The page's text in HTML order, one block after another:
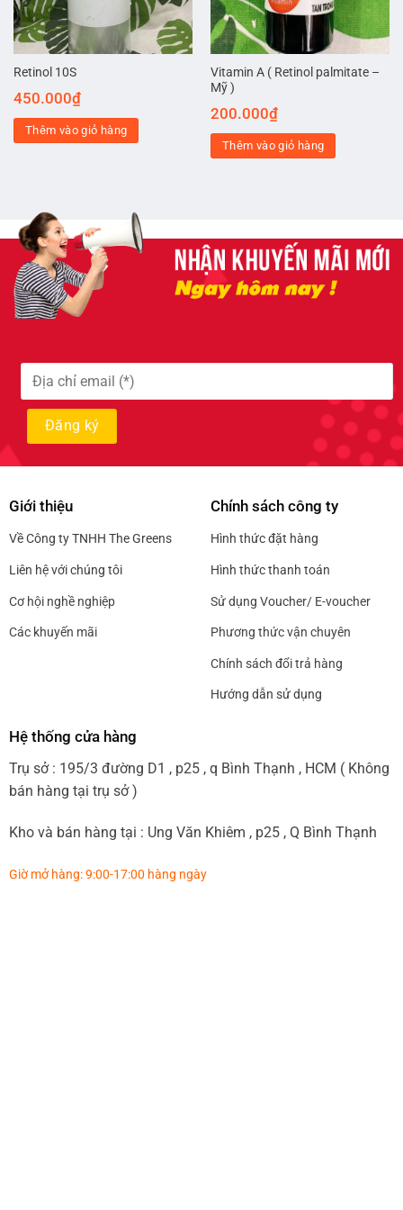
Retinol 10S
450.000₫
Thêm vào giỏ hàng
Vitamin A ( Retinol palmitate –
Mỹ )
200.000₫
Thêm vào giỏ hàng
Giới thiệu
Về Công ty TNHH The Greens
Liên hệ với chúng tôi
Cơ hội nghề nghiệp
Các khuyến mãi
Chính sách công ty
Hình thức đặt hàng
Hình thức thanh toán
Sử dụng Voucher/ E-voucher
Phương thức vận chuyên
Chính sách đổi trả hàng
Hướng dẫn sử dụng
Hệ thống cửa hàng
Trụ sở : 195/3 đường D1 , p25 , q Bình Thạnh , HCM ( Không
bán hàng tại trụ sở )
Kho và bán hàng tại : Ung Văn Khiêm , p25 , Q Bình Thạnh
Giờ mở hàng: 9:00-17:00 hàng ngày